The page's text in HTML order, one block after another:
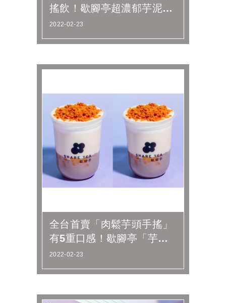
搖飲！歇腳亭超濃郁芋泥＋
肉鬆飲，再抽第２杯半價
2022-02-23
全台首賣「肉鬆芋頭手搖」
有5重口感！歇腳亭「芋泥
奶酪厚奶」也銷魂，喊暗號
再享好康...
2022-02-23